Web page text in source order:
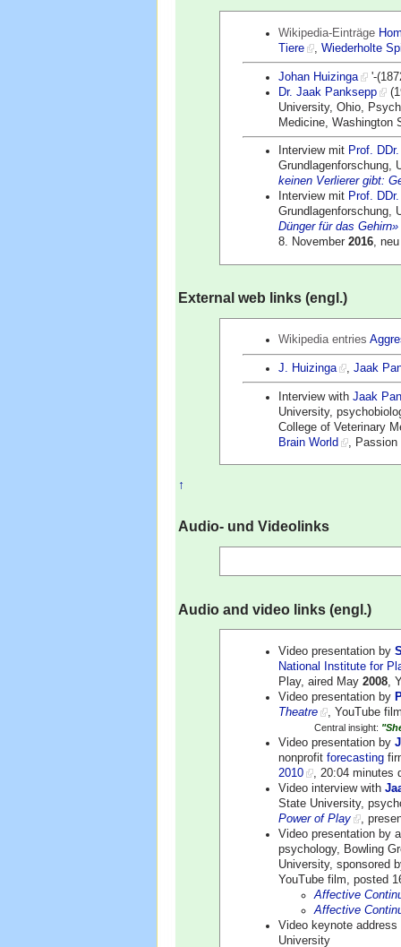
Wikipedia-Einträge
Tiere
,Wiederholte
Johan Huizinga
'-
Dr. Jaak Panksepp
University, Ohio,
Medicine, Washington
Interview mit Prof.
Grundlagenforschung,
keinen Verlierer gibt:
Interview mit Prof.
Grundlagenforschung,
Dünger für das Gehirn»
8. November2016,
External web links (engl.)
Wikipedia entries
J. Huizinga ,Jaak
Interview withJaak
University,
College of Veterinary
Brain World
,
↑
Audio- und Videolinks
Audio and video links (engl.)
Video presentation by
National Institute for
Play, aired May2008,
Video presentation by
Theatre
, YouTube
Central insight:
Video presentation by
nonprofitforecasting
2010
, 20:04 minutes
Video interview with
State University,
Power of Play
,
Video presentation by
psychology, Bowling
University, sponsored
YouTube film, posted
Affective
Affective
Video keynote
University